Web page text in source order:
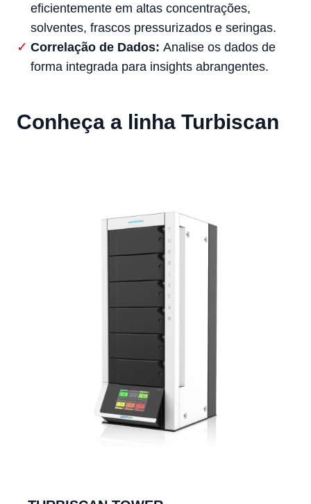
eficientemente em altas concentrações,
solventes, frascos pressurizados e seringas.
Correlação de Dados: Analise os dados de
forma integrada para insights abrangentes.
Conheça a linha Turbiscan